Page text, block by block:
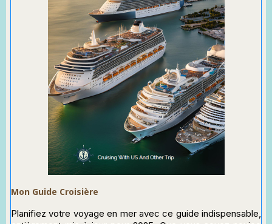
Mon Guide Croisière
Planifiez votre voyage en mer avec ce guide indispensable,